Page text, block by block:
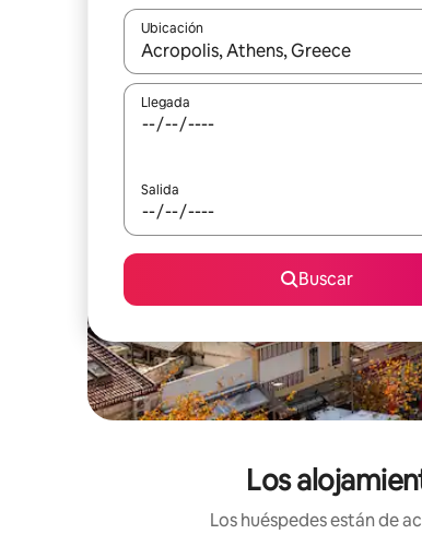
Ubicación
Cuando los resultados estén
Llegada
Salida
Buscar
Los
Los huéspedes están de